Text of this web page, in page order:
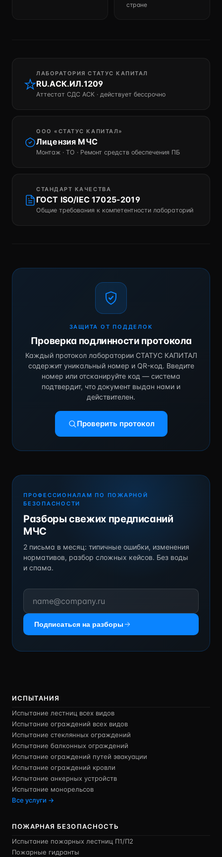
стране
ЛАБОРАТОРИЯ СТАТУС КАПИТАЛ
RU.АСК.ИЛ.1209
Аттестат СДС АСК · действует бессрочно
ООО «СТАТУС КАПИТАЛ»
Лицензия МЧС
Монтаж · ТО · Ремонт средств обеспечения ПБ
СТАНДАРТ КАЧЕСТВА
ГОСТ ISO/IEC 17025-2019
Общие требования к компетентности лабораторий
ЗАЩИТА ОТ ПОДДЕЛОК
Проверка подлинности протокола
Каждый протокол лаборатории СТАТУС КАПИТАЛ
содержит уникальный номер и QR-код. Введите
номер или отсканируйте код — система
подтвердит, что документ выдан нами и
действителен.
Проверить протокол
ПРОФЕССИОНАЛАМ ПО ПОЖАРНОЙ
БЕЗОПАСНОСТИ
Разборы свежих предписаний
МЧС
2 письма в месяц: типичные ошибки, изменения
нормативов, разбор сложных кейсов. Без воды
и спама.
Подписаться на разборы
ИСПЫТАНИЯ
Испытание лестниц всех видов
Испытание ограждений всех видов
Испытание стеклянных ограждений
Испытание балконных ограждений
Испытание ограждений путей эвакуации
Испытание ограждений кровли
Испытание анкерных устройств
Испытание монорельсов
Все услуги →
ПОЖАРНАЯ БЕЗОПАСНОСТЬ
Испытание пожарных лестниц П1/П2
Пожарные гидранты